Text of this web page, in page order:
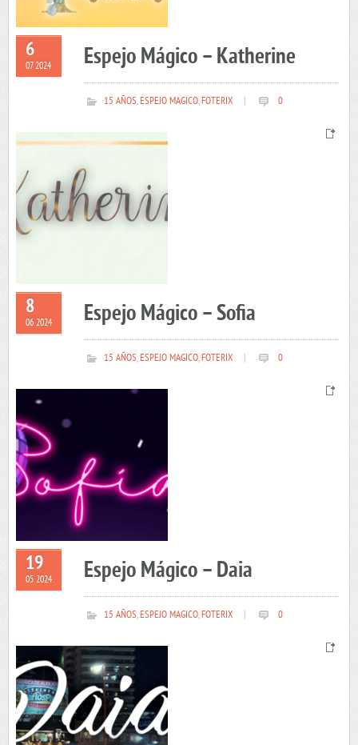
6
07 2024 Espejo Mágico – Katherine
15 AÑOS,ESPEJO MAGICO,FOTERIX 0
8
06 2024 Espejo Mágico – Sofia
15 AÑOS,ESPEJO MAGICO,FOTERIX 0
19
05 2024 Espejo Mágico – Daia
15 AÑOS,ESPEJO MAGICO,FOTERIX 0